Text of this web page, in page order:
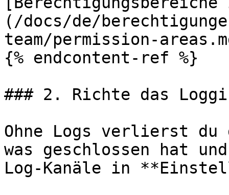
(/docs/de/
team/permission-
{% endcontent-ref %}
### 2. Richte das
Ohne Logs verlierst du
was geschlossen hat
Log-Kanäle in